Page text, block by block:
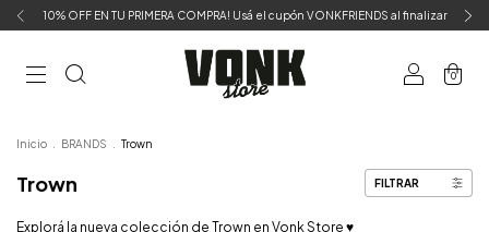
10% OFF EN TU PRIMERA COMPRA! Usá el cupón VONKFRIENDS al finalizar
0
Inicio BRANDS Trown
Trown FILTRAR
Explorá la nueva colección de Trown en Vonk Store ♥